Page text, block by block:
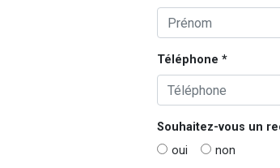
Téléphone *
Souhaitez-vous un
oui
non